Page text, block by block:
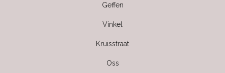
Geffen
Vinkel
Kruisstraat
Oss